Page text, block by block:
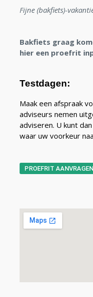
Fijne (bakfiets)-
Bakfiets graag
hier een proefrit
Testdagen:
Maak een afspraak
adviseurs nemen
adviseren. U kunt
waar uw voorkeur
PROEFRIT AANVRAGEN